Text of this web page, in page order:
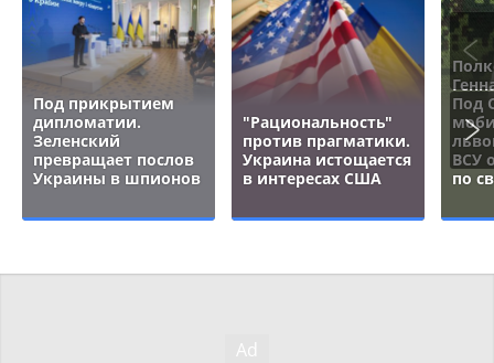
Под прикрытием
дипломатии.
Зеленский
превращает послов
Украины в шпионов
"Рациональность"
против прагматики.
Украина истощается
в интересах США
Под
ВСУ
по